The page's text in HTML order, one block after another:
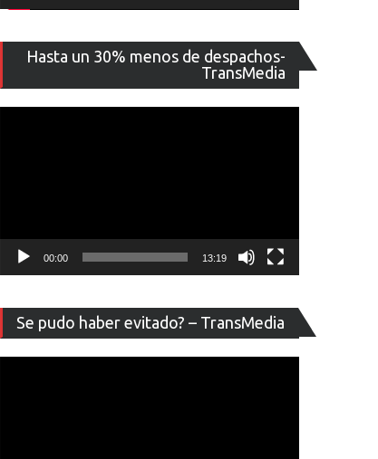
Hasta un 30% menos de despachos-
TransMedia
de
vídeo
00:00 13:19
Se pudo haber evitado? – TransMedia
de
vídeo